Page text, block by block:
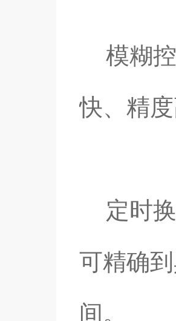
模糊控
快、精
定时换
可精确
间。